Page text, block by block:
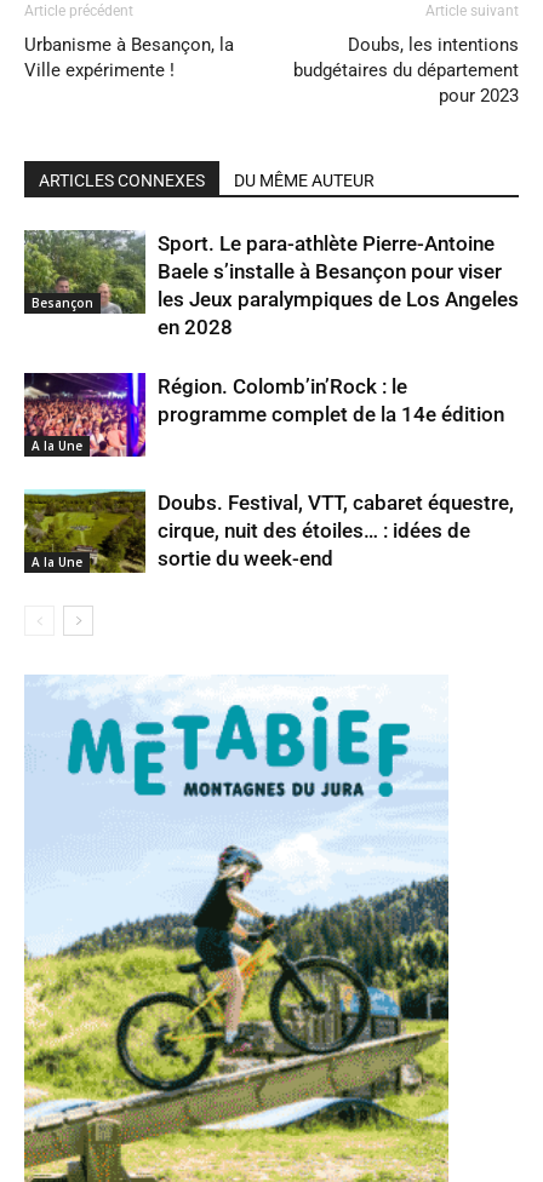
Article précédent
Urbanisme à Besançon, la
Ville expérimente !
Article suivant
Doubs, les intentions
budgétaires du département
pour 2023
ARTICLES CONNEXES DU MÊME AUTEUR
Besançon
Sport. Le para-athlète Pierre-Antoine
Baele s’installe à Besançon pour viser
les Jeux paralympiques de Los Angeles
en 2028
A la Une
Région. Colomb’in’Rock : le
programme complet de la 14e édition
A la Une
Doubs. Festival, VTT, cabaret équestre,
cirque, nuit des étoiles… : idées de
sortie du week-end